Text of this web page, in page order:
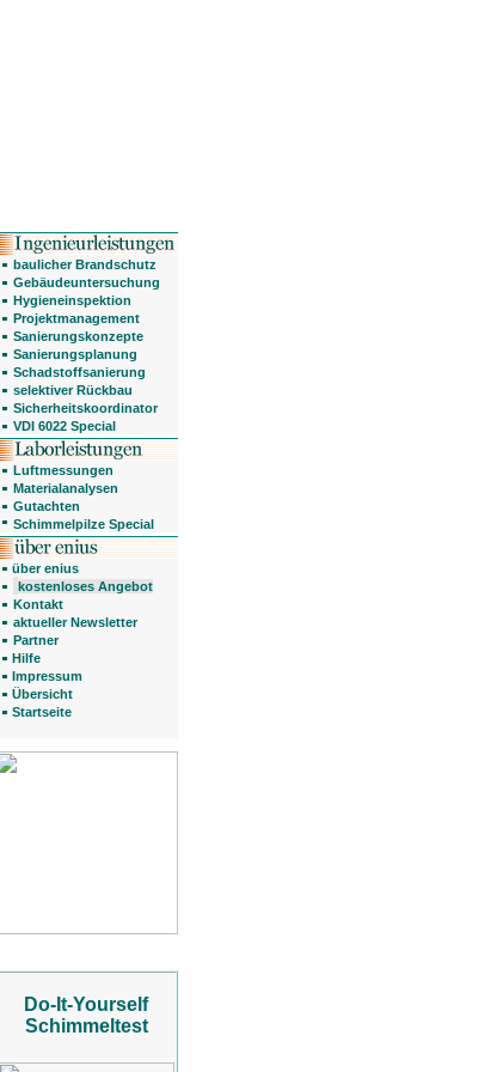
baulicher Brandschutz
Gebäudeuntersuchung
Hygieneinspektion
Projektmanagement
Sanierungskonzepte
Sanierungsplanung
Schadstoffsanierung
selektiver Rückbau
Sicherheitskoordinator
VDI 6022 Special
Luftmessungen
Materialanalysen
Gutachten
Schimmelpilze Special
über enius
kostenloses Angebot
Kontakt
aktueller Newsletter
Partner
Hilfe
Impressum
Übersicht
Startseite
Do-It-Yourself
Schimmeltest